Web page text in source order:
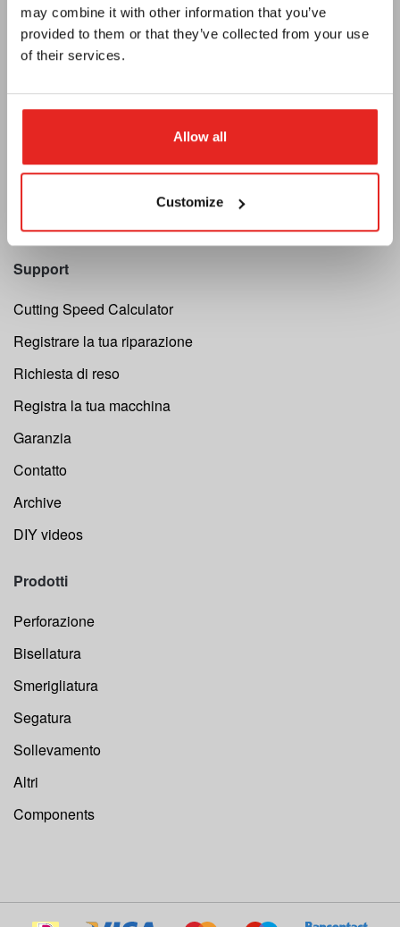
may combine it with other information that you’ve
provided to them or that they’ve collected from your use
of their services.
Allow all
Customize
Chi siamo
Termini e condizioni
Privacy
Support
Cutting Speed Calculator
Registrare la tua riparazione
Richiesta di reso
Registra la tua macchina
Garanzia
Contatto
Archive
DIY videos
Prodotti
Perforazione
Bisellatura
Smerigliatura
Segatura
Sollevamento
Altri
Components